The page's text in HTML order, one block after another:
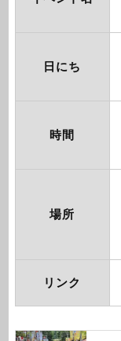
日にち
時間
場所
リンク